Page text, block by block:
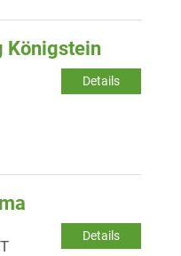
Königstein
Details
Details